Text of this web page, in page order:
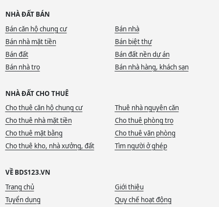
NHÀ ĐẤT BÁN
Bán căn hộ chung cư
Bán nhà
Bán nhà mặt tiền
Bán biệt thự
Bán đất
Bán đất nền dự án
Bán nhà trọ
Bán nhà hàng, khách sạn
NHÀ ĐẤT CHO THUÊ
Cho thuê căn hộ chung cư
Thuê nhà nguyên căn
Cho thuê nhà mặt tiền
Cho thuê phòng trọ
Cho thuê mặt bằng
Cho thuê văn phòng
Cho thuê kho, nhà xưởng, đất
Tìm người ở ghép
VỀ BDS123.VN
Trang chủ
Giới thiệu
Tuyển dụng
Quy chế hoạt động